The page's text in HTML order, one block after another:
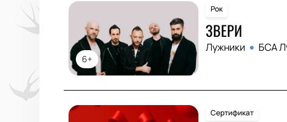
6+
Рок
ЗВЕРИ
Лужники БСА
Сертификат